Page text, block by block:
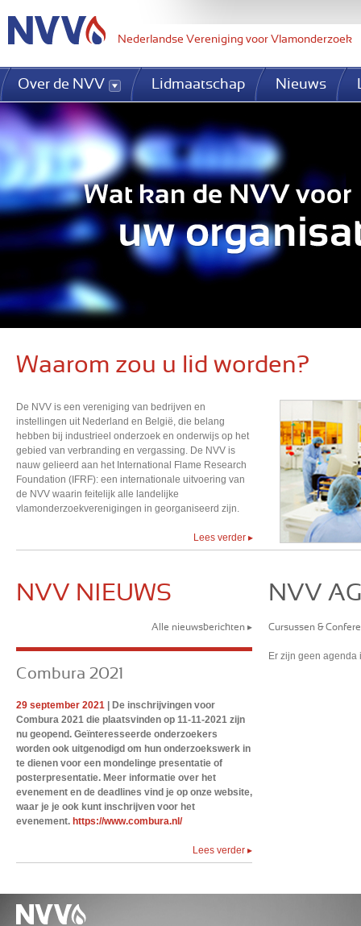
Nederlandse Vereniging voor Vlamonderzoek
Waarom zou u lid worden?
De NVV is een vereniging van bedrijven en
instellingen uit Nederland en België, die belang
hebben bij industrieel onderzoek en onderwijs op het
gebied van verbranding en vergassing. De NVV is
nauw gelieerd aan het International Flame Research
Foundation (IFRF): een internationale uitvoering van
de NVV waarin feitelijk alle landelijke
vlamonderzoekverenigingen in georganiseerd zijn.
Lees verder
NVV NIEUWS
Alle nieuwsberichten
Combura 2021
29 september 2021 | De inschrijvingen voor
Combura 2021 die plaatsvinden op 11-11-2021 zijn
nu geopend. Geïnteresseerde onderzoekers
worden ook uitgenodigd om hun onderzoekswerk in
te dienen voor een mondelinge presentatie of
posterpresentatie. Meer informatie over het
evenement en de deadlines vind je op onze website,
waar je je ook kunt inschrijven voor het
evenement. https://www.combura.nl/
Lees verder
NVV
Cursussen &
Er zijn geen agenda
Over de NVV Lidmaatschap Nieuws